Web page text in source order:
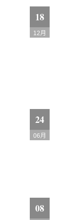
18
12月
24
06月
08